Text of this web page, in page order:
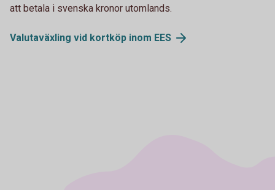
att betala i svenska kronor utomlands.
Valutaväxling vid kortköp inom EES